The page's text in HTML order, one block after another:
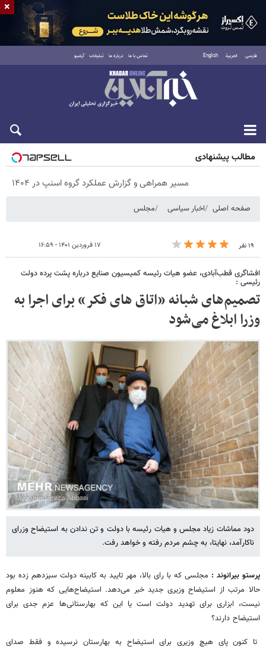
فارسی العربية English تماس با ما درباره ما تبلیغات آرشیو
پنجشنبه ۱۵ مرداد ۱۴۰۵
مطالب پیشنهادی
مسیر همراهی و گزارش عملکرد گروه اسنپ در ۱۴۰۴
صفحه اصلی اخبار سیاسی مجلس
۱۹ نفر ۱۷ فروردین ۱۴۰۱ - ۱۶:۵۹
افشاگری قطب‌آبادی، عضو هیات رئیسه کمیسیون صنایع درباره پشت پرده دولت
رئیسی :
تصمیم‌های شبانه «اتاق های فکر» برای اجرا به
وزرا ابلاغ می‌شود
دود مماشات زیاد مجلس و هیات رئیسه با دولت و تن ندادن به استیضاح وزرای
ناکارآمد، نهایتا، به چشم مردم رفته و خواهد رفت.
پرستو بیرانوند : مجلسی که با رای بالا، مهر تایید به کابینه دولت سیزدهم زده بود
حالا مرتب از استیضاح وزیری جدید خبر می‌دهد. استیضاح‌هایی که هنوز معلوم
نیست، ابزاری برای تهدید دولت است یا این که بهارستانی‌ها عزم جدی برای
استیضاح دارند؟
تا کنون پای هیچ وزیری برای استیضاح به بهارستان نرسیده و فقط صدای
×